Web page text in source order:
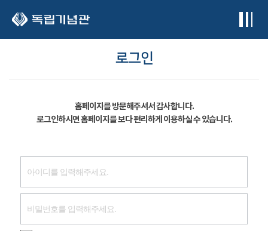
로그인
홈페이지를 방문해주셔서 감사합니다.
로그인하시면 홈페이지를 보다 편리하게 이용하실 수 있습니다.